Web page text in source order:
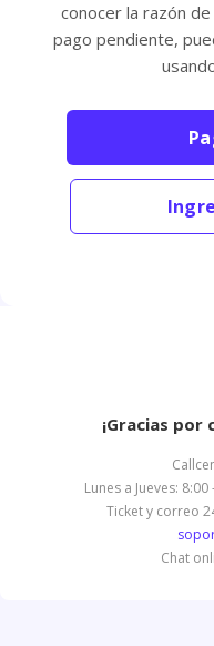
conocer la razón
pago pendiente,
¡Gracias por
Lunes a Jueves:
Ticket y correo
Chat